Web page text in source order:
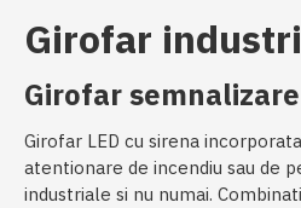
Girofar
Girofar
Girofar LED cu sirena
atentionare de incendiu sau de
industriale si nu numai.